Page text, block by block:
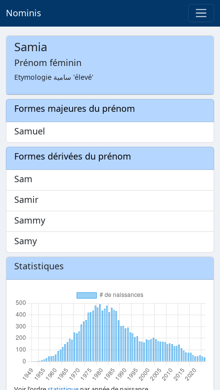
Nominis
Samia
Prénom féminin
Etymologie سامية 'élevé'
Formes majeures du prénom
Samuel
Formes dérivées du prénom
Sam
Samir
Sammy
Samy
Statistiques